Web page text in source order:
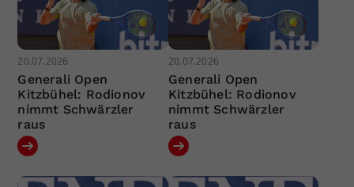
20.07.2026
Generali Open
Kitzbühel: Rodionov
nimmt Schwärzler
raus
20.07.2026
Generali Open
Kitzbühel: Rodionov
nimmt Schwärzler
raus